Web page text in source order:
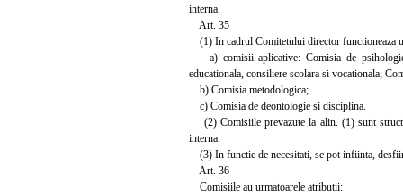
interna.
Art. 35
(1) In cadrul Comitetului director functioneaza
a) comisii aplicative: Comisia de
educationala, consiliere scolara si vocationala;
b) Comisia metodologica;
c) Comisia de deontologie si disciplina.
(2) Comisiile prevazute la alin. (1) sunt
interna.
(3) In functie de necesitati, se pot infiinta,
Art. 36
Comisiile au urmatoarele atributii: